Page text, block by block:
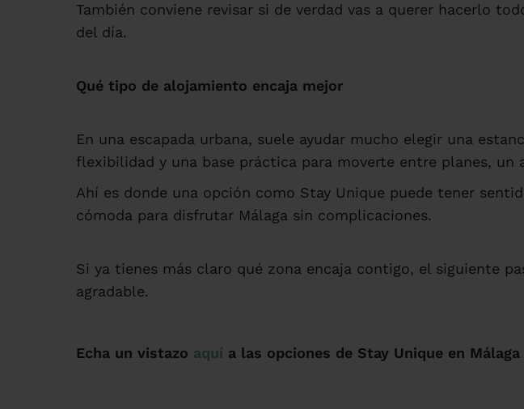
También conviene revisar si de verdad vas a querer hacerlo
del día.
Qué tipo de alojamiento encaja mejor
En una escapada urbana, suele ayudar mucho elegir una
flexibilidad y una base práctica para moverte entre planes,
Ahí es donde una opción como Stay Unique puede tener
cómoda para disfrutar Málaga sin complicaciones.
Si ya tienes más claro qué zona encaja contigo, el siguiente
agradable.
Echa un vistazo aquí a las opciones de Stay Unique en